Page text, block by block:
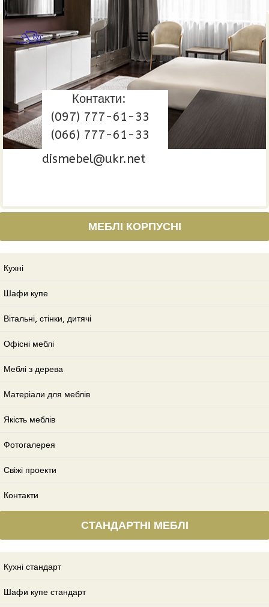
Контакти:
(097) 777-61-33
(066) 777-61-33
dismebel@ukr.net
МЕБЛІ КОРПУСНІ
Кухні
Шафи купе
Вітальні, стінки, дитячі
Офісні меблі
Меблі з дерева
Матеріали для меблів
Якість меблів
Фотогалерея
Свіжі проекти
Контакти
СТАНДАРТНІ МЕБЛІ
Кухні стандарт
Шафи купе стандарт